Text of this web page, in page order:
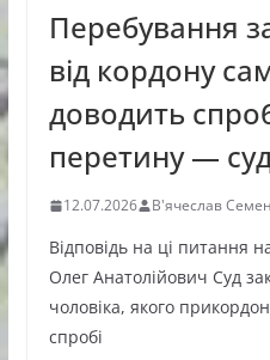
Перебування
від кордону
доводить
перетину —
12.07.2026 В'ячеслав
Відповідь на ці питання
Олег Анатолійович Суд
чоловіка, якого
спробі